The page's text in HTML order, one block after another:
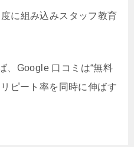
に組み込みスタッフ教育
、Google 口コミは“無料
ピート率を同時に伸ばす